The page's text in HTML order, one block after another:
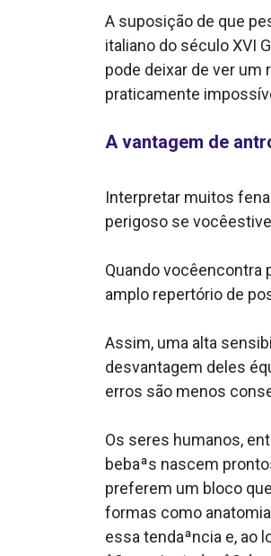
A suposição de que
italiano do século XVI
pode deixar de ver
praticamente
A vantagem de
Interpretar muitos
perigoso se
Quando vocêencontra
amplo repertório de
Assim, uma alta
desvantagem deles
erros são menos
Os seres humanos,
bebaªs nascem
preferem um bloco
formas como
essa tendaªncia e, ao